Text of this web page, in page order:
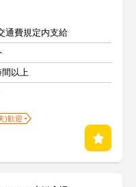
通費規定内支給
間以上
)歓迎